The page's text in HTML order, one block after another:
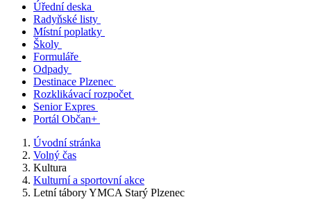
Úřední deska
Radyňské listy
Místní poplatky
Školy
Formuláře
Odpady
Destinace Plzenec
Rozklikávací rozpočet
Senior Expres
Portál Občan+
Úvodní stránka
Volný čas
Kultura
Kulturní a sportovní akce
Letní tábory YMCA Starý Plzenec